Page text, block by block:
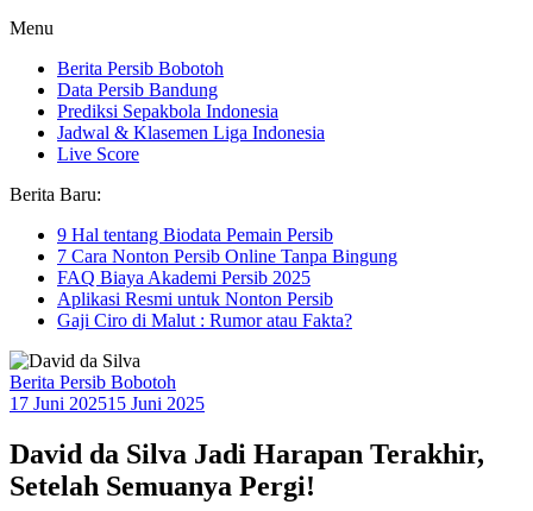
Menu
Berita Persib Bobotoh
Data Persib Bandung
Prediksi Sepakbola Indonesia
Jadwal & Klasemen Liga Indonesia
Live Score
Berita Baru:
9 Hal tentang Biodata Pemain Persib
7 Cara Nonton Persib Online Tanpa Bingung
FAQ Biaya Akademi Persib 2025
Aplikasi Resmi untuk Nonton Persib
Gaji Ciro di Malut : Rumor atau Fakta?
Berita Persib Bobotoh
17 Juni 202515 Juni 2025
David da Silva Jadi Harapan Terakhir,
Setelah Semuanya Pergi!